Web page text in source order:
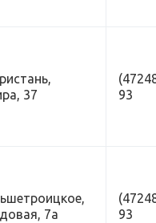
37
93
7а
93